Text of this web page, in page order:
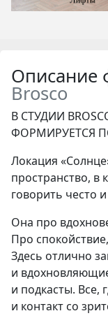
Описание
Brosco
В СТУДИИ
ФОРМИРУЕТСЯ
Локация
пространство, в
говорить често
Она про
Про
Здесь отлично
и
и подкасты. Все,
и контакт со